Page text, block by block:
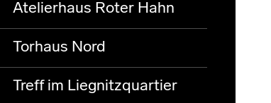
Atelierhaus Roter Hahn
Torhaus Nord
Treff im Liegnitzquartier